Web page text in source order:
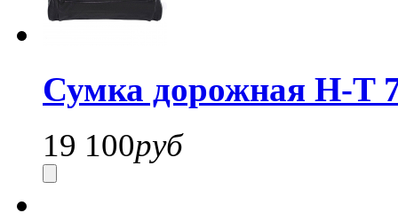
Сумка дорожная H-T
19 100руб